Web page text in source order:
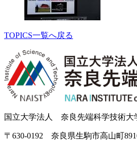
TOPICS一覧へ戻る
国立大学法人 奈良先端科学技術大
〒630-0192 奈良県生駒市高山町